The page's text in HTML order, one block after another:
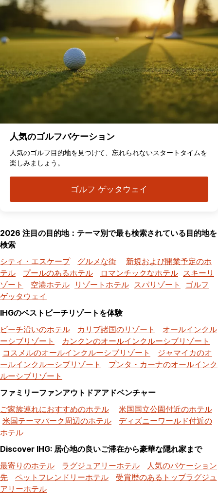
人気のゴルフバケーション
人気のゴルフ目的地を見つけて、忘れられないスタートタイムを
楽しみましょう。
ゴルフ ゲッタウェイ
2026 注目の目的地：テーマ別で最も検索されている目的地を
検索
シティ・エスケープ
グルメな街
新規および開業予定のホ
テル
プールのあるホテル ロマンチックなホテル スキーリ
ゾート
空港ホテル リゾートホテル スパリゾート
ゴルフ
ゲッタウェイ
IHGのベストビーチリゾートを体験
ビーチ沿いのホテル
カリブ諸国のリゾート
オールインクル
ーシブリゾート
カンクンのオールインクルーシブリゾート
コスメルのオールインクルーシブリゾート
ジャマイカのオ
ールインクルーシブリゾート
プンタ・カーナのオールインク
ルーシブリゾート
ファミリーファンアウトドアアドベンチャー
ご家族連れにおすすめのホテル
米国国立公園付近のホテル
米国テーマパーク周辺のホテル
ディズニーワールド付近の
ホテル
Discover IHG: 居心地の良いご滞在から豪華な隠れ家まで
最寄りのホテル
ラグジュアリーホテル
人気のバケーション
先
ペットフレンドリーホテル
受賞歴のあるトップラグジュ
アリーホテル